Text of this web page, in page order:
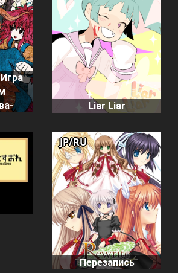
Liar Liar
Перезапись
JP/RU